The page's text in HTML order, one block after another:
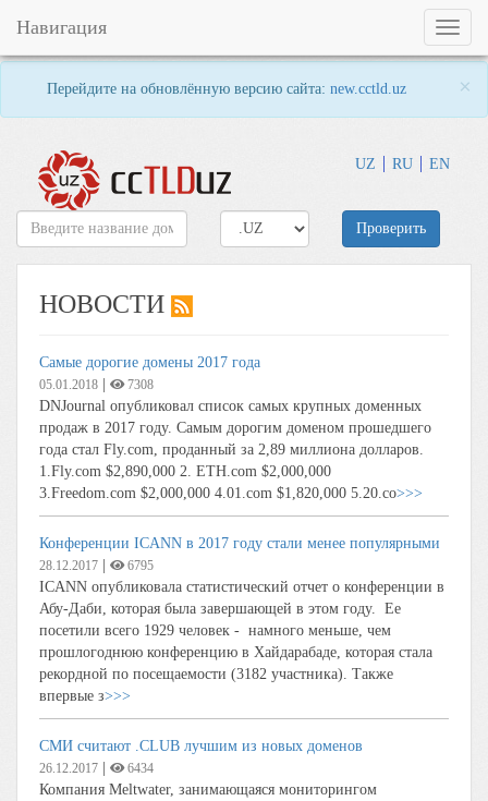
Перейдите на обновлённую версию сайта: new.cctld.uz ×
UZ RU EN
Toggle
Навигация
Проверить
НОВОСТИ
Самые дорогие домены 2017 года
05.01.2018 7308
DNJournal опубликовал список самых крупных доменных
продаж в 2017 году. Самым дорогим доменом прошедшего
года стал Fly.com, проданный за 2,89 миллиона долларов.
1.Fly.com $2,890,000 2. ETH.com $2,000,000
3.Freedom.com $2,000,000 4.01.com $1,820,000 5.20.co>>>
Конференции ICANN в 2017 году стали менее популярными
28.12.2017 6795
ICANN опубликовала статистический отчет о конференции в
Абу-Даби, которая была завершающей в этом году. Ее
посетили всего 1929 человек - намного меньше, чем
прошлогоднюю конференцию в Хайдарабаде, которая стала
рекордной по посещаемости (3182 участника). Также
впервые з>>>
СМИ считают .CLUB лучшим из новых доменов
26.12.2017 6434
Компания Meltwater, занимающаяся мониторингом